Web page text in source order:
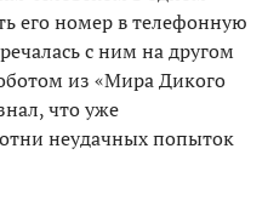
его номер в телефонную
с ним на другом
из «Мира Дикого
что уже
неудачных попыток